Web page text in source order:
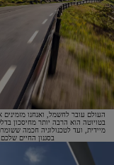
העולם עובר לחשמל, ואנחנו
בטויוטה הוא הרבה יותר מחיסכון
מיידית, ועד לטכנולוגיה חכמה
בסגנון החיים